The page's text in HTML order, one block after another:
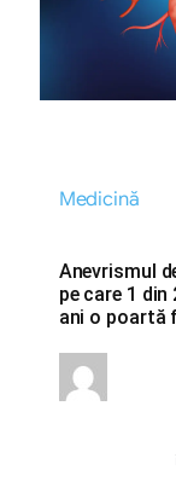
Medicină
Anevrismul
pe care 1
ani o poartă